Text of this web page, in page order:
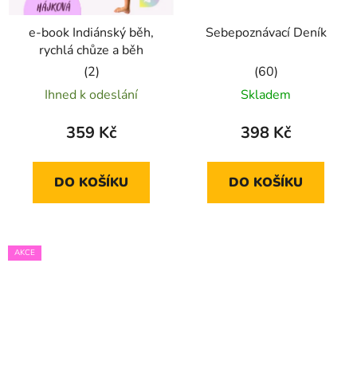
e-book Indiánský běh,
rychlá chůze a běh
Průměrné
hodnocení
produktu
5,0
z
Ihned k odeslání
359 Kč
DO KOŠÍKU
Sebepoznávací Deník
Průměrné
hodnocení
produktu
5,0
z
Skladem
398 Kč
DO KOŠÍKU
AKCE